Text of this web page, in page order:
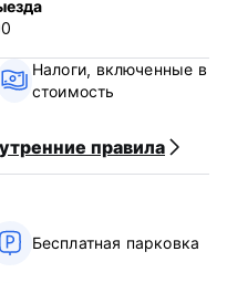
В случае
Налоги, включенные в
стоимость
правила
Бесплатная парковка